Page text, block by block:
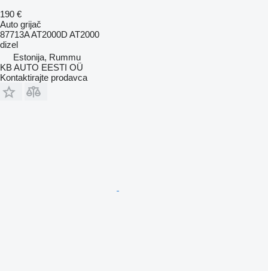
190 €
Auto grijač
87713A AT2000D AT2000
dizel
Estonija, Rummu
KB AUTO EESTI OÜ
Kontaktirajte prodavca